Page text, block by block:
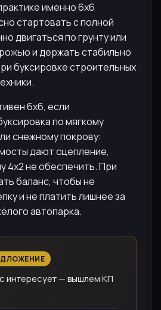
именно 6х6
стартовать с полной
двигаться по грунту или
и держать стабильно
буксировке строительных
6х6, если
по мягкому
снежному покрову:
дают сцепление,
4х2 не обеспечить. При
баланс, чтобы не
и не платить лишнее за
автопарка.
интересует — вышлем КП